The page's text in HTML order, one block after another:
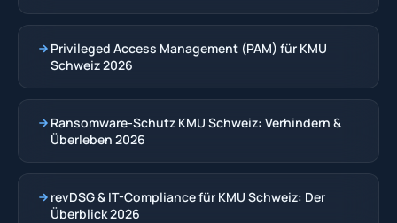
Privileged Access Management (PAM) für KMU
Schweiz 2026
Ransomware-Schutz KMU Schweiz: Verhindern &
Überleben 2026
revDSG & IT-Compliance für KMU Schweiz: Der
Überblick 2026